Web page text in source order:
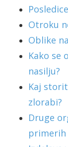
Otroku
Oblike
Kako se
nasilju?
Kaj
zlorabi?
Druge
primerih